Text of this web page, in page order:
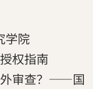
学院
权指南
外审查？——国